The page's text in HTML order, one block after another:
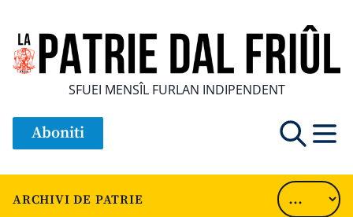
SFUEI MENSÎL FURLAN INDIPENDENT
Aboniti
ARCHIVI DE PATRIE